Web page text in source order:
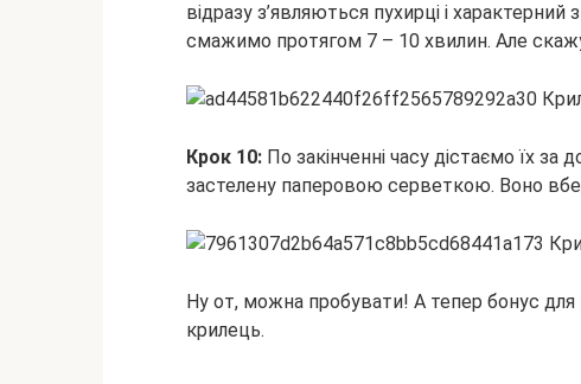
відразу з’являються пухирці і
смажимо протягом 7 – 10 хвилин. Але
Крок 10: По закінченні часу дістаємо їх
застелену паперовою серветкою. Воно
Ну от, можна пробувати! А тепер бонус для
крилець.